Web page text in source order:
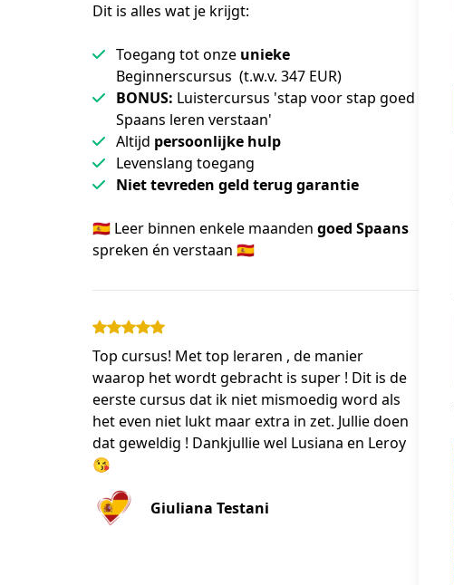
Dit is alles wat je krijgt:
Toegang tot onze unieke
Beginnerscursus (t.w.v. 347 EUR)
BONUS: Luistercursus 'stap voor stap goed
Spaans leren verstaan'
Altijd persoonlijke hulp
Levenslang toegang
Niet tevreden geld terug garantie
🇪🇸 Leer binnen enkele maanden goed Spaans
spreken én verstaan 🇪🇸
Top cursus! Met top leraren , de manier
waarop het wordt gebracht is super ! Dit is de
eerste cursus dat ik niet mismoedig word als
het even niet lukt maar extra in zet. Jullie doen
dat geweldig ! Dankjullie wel Lusiana en Leroy
😘
Giuliana Testani